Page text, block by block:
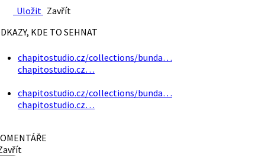
Uložit Zavřít
KDE TO SEHNAT
chapitostudio.cz/collections/bunda…
chapitostudio.cz…
chapitostudio.cz/collections/bunda…
chapitostudio.cz…